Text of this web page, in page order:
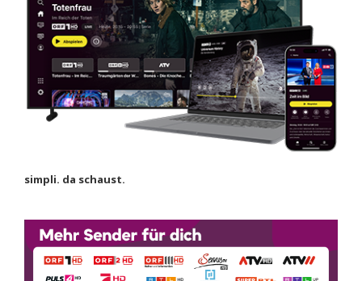
simpli. da schaust.